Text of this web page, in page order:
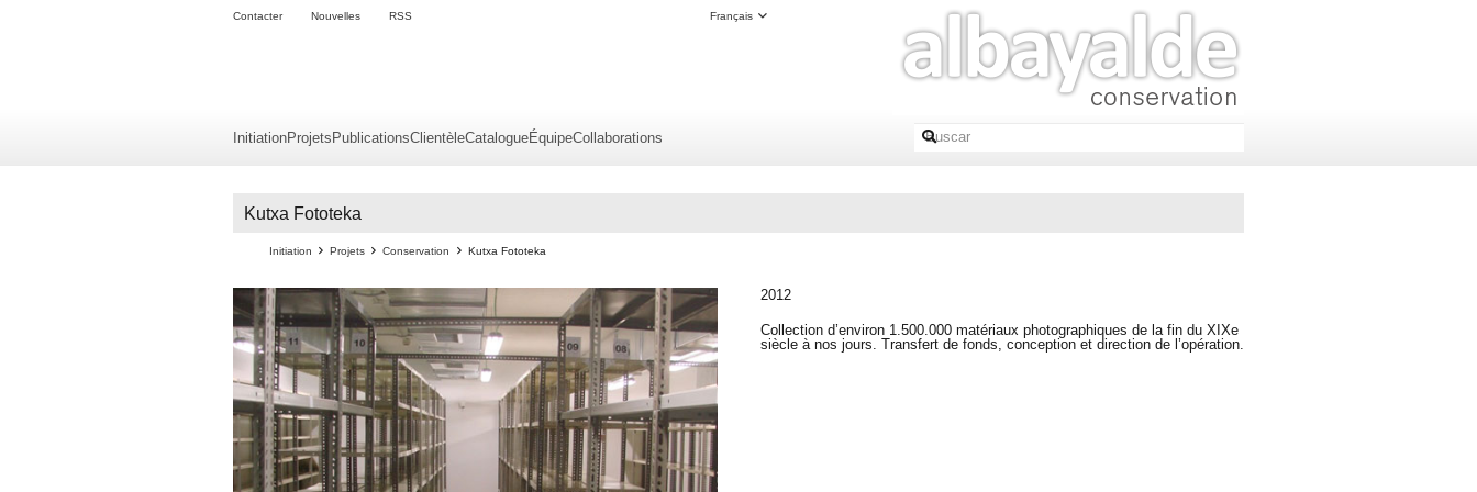
Contacter Nouvelles RSS Français
InitiationProjetsPublicationsClientèleCatalogueÉquipeCollaborations
Kutxa Fototeka
Initiation Projets Conservation Kutxa Fototeka
2012
Collection d’environ 1.500.000 matériaux photographiques de la fin du XIXe
siècle à nos jours. Transfert de fonds, conception et direction de l’opération.